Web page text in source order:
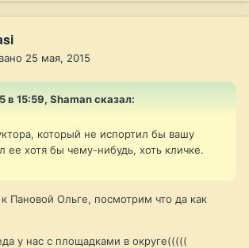
25 мая, 2015
в 15:59, Shaman сказал:
который не испортил бы вашу
ее хотя бы чему-нибудь, хоть кличке.
Пановой Ольге, посмотрим что да как
у нас с площадками в округе(((((